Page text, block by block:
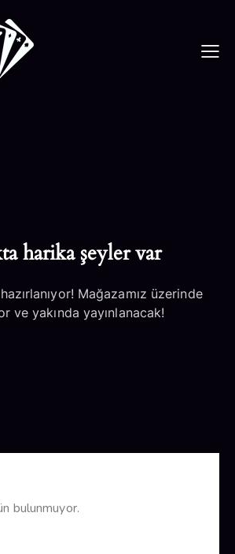
harika şeyler var
Mağazamız üzerinde
ve yakında yayınlanacak!
bulunmuyor.